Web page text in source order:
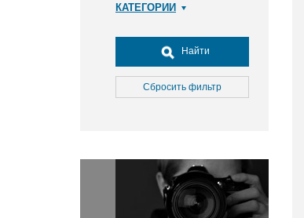
КАТЕГОРИИ
Досуг, туризм и отдых
Культура
Медицина
Окружающая среда
Политика
Правосудие
Найти
Сбросить фильтр